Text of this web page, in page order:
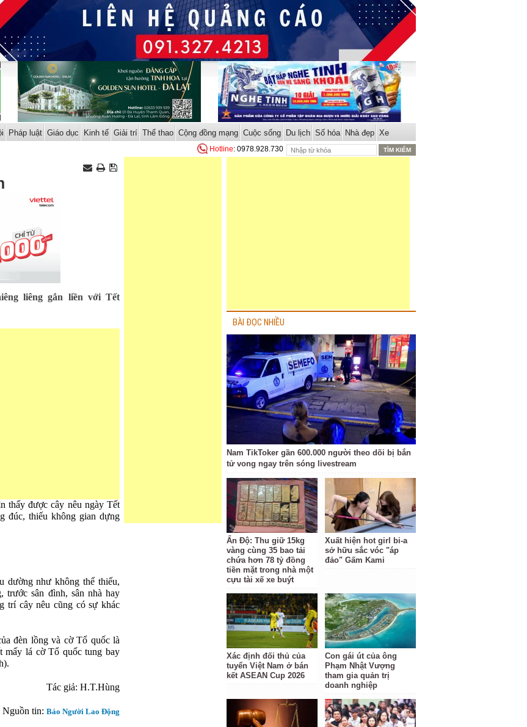
Pháp luật Giáo dục Kinh tế Giải trí Thể thao Cộng đồng mạng Cuộc sống Du lịch Số hóa Nhà đẹp Xe
Hotline: 0978.928.730
liêng gắn liền với Tết
thấy được cây nêu ngày Tết
đúc, thiếu không gian dựng
dường như không thể thiếu,
trước sân đình, sân nhà hay
trí cây nêu cũng có sự khác
đèn lồng và cờ Tổ quốc là
mấy lá cờ Tổ quốc tung bay
Tác giả: H.T.Hùng
Nguồn tin: Báo Người Lao Động
BÀI ĐỌC NHIỀU
Nam TikToker gần 600.000 người theo dõi bị bắn
tử vong ngay trên sóng livestream
Ấn Độ: Thu giữ 15kg
vàng cùng 35 bao tải
chứa hơn 78 tỷ đồng
tiền mặt trong nhà một
cựu tài xế xe buýt
Xuất hiện hot girl bi-a
sở hữu sắc vóc "áp
đảo" Gấm Kami
Xác định đối thủ của
tuyển Việt Nam ở bán
kết ASEAN Cup 2026
Con gái út của ông
Phạm Nhật Vượng
tham gia quản trị
doanh nghiệp